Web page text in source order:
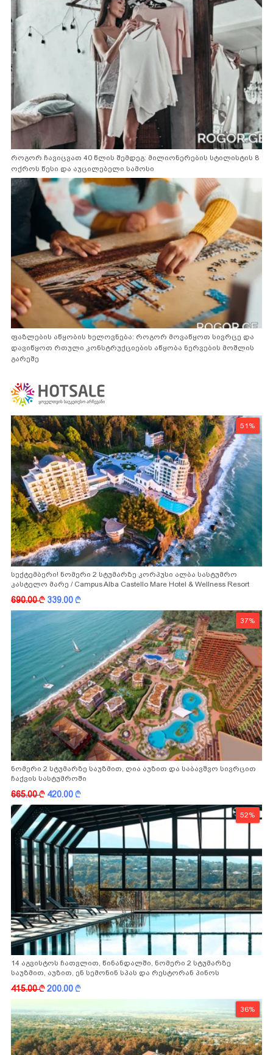
როგორ ჩავიცვათ 40 წლის შემდეგ: მილიონერების სტილისტის 8
ოქროს წესი და აუცილებელი სამოსი
ფაზლების აწყობის ხელოვნება: როგორ მოვაწყოთ სივრცე და
დავიწყოთ რთული კონსტრუქციების აწყობა ნერვების მოშლის
გარეშე
51%
სექტემბერი! ნომერი 2 სტუმარზე კორპუსი ალბა სასტუმრო
კასტელო მარე / Campus Alba Castello Mare Hotel & Wellness Resort
690.00k 339.00k
37%
ნომერი 2 სტუმარზე საუზმით, ღია აუზით და საბავშვო სივრცით
ჩაქვის სასტუმროში
665.00k 420.00k
52%
14 აგვისტოს ჩათვლით, წინანდალში, ნომერი 2 სტუმარზე
საუზმით, აუზით, ენ სემონინ სპას და რესტორან პინოს
ფასდაკლებით
415.00k200.00k
36%